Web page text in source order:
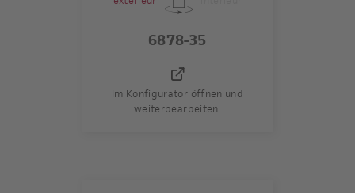
6878-35
Im Konfigurator öffnen und
weiterbearbeiten.